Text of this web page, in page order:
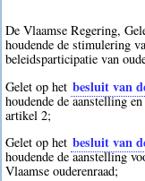
De Vlaamse Regering,
houdende de stimulering
beleidsparticipatie van
Gelet op het besluit van
houdende de aanstelling
artikel 2;
Gelet op het besluit van
houdende de aanstelling
Vlaamse ouderenraad;